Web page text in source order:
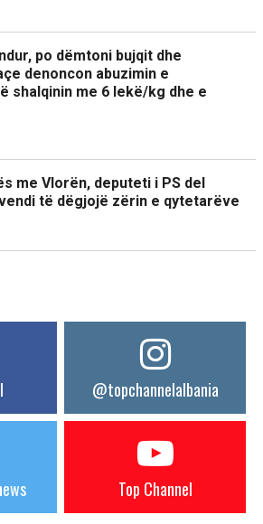
po dëmtoni bujqit dhe
denoncon abuzimin e
shalqinin me 6 lekë/kg dhe e
me Vlorën, deputeti i PS del
të dëgjojë zërin e qytetarëve
@topchannelalbania
Top Channel